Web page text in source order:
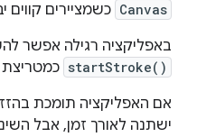
Canvas כשמציירים קווים
באפליקציה רגילה אפשר
startStroke()
אם האפליקציה תומכת
ישתנה לאורך זמן, אבל